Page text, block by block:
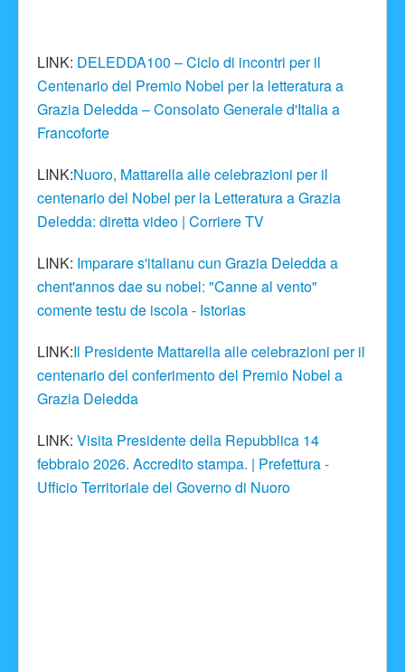
LINK: DELEDDA100 – Ciclo di incontri per il
Centenario del Premio Nobel per la letteratura a
Grazia Deledda – Consolato Generale d'Italia a
Francoforte
LINK:Nuoro, Mattarella alle celebrazioni per il
centenario del Nobel per la Letteratura a Grazia
Deledda: diretta video | Corriere TV
LINK: Imparare s'italianu cun Grazia Deledda a
chent'annos dae su nobel: "Canne al vento"
comente testu de iscola - Istorias
LINK:Il Presidente Mattarella alle celebrazioni per il
centenario del conferimento del Premio Nobel a
Grazia Deledda
LINK: Visita Presidente della Repubblica 14
febbraio 2026. Accredito stampa. | Prefettura -
Ufficio Territoriale del Governo di Nuoro